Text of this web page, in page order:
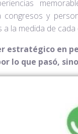
y
la medida de cada
estratégico en
lo que pasó,